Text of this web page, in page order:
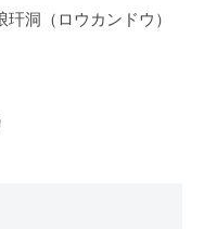
洞（ロウカンドウ）